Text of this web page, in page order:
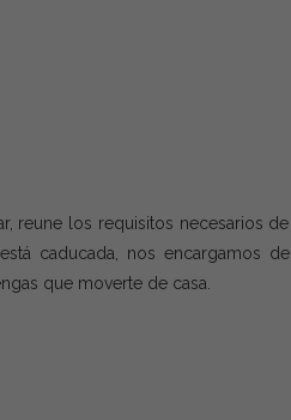
reune los requisitos necesarios de
caducada, nos encargamos de
que moverte de casa.